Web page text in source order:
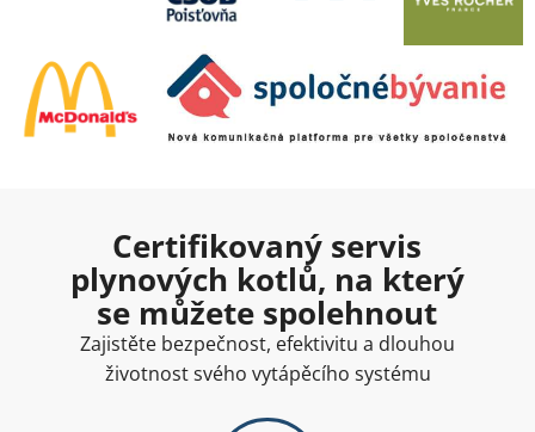
Certifikovaný servis
plynových kotlů, na který
se můžete spolehnout
Zajistěte bezpečnost, efektivitu a dlouhou
životnost svého vytápěcího systému